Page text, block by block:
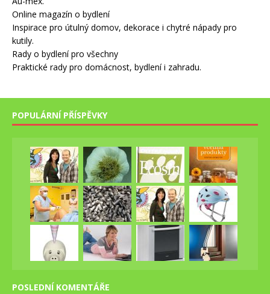
Online magazín o bydlení
Inspirace pro útulný domov, dekorace i chytré nápady pro
kutily.
Rady o bydlení pro všechny
Praktické rady pro domácnost, bydlení i zahradu.
POPULÁRNÍ PŘÍSPĚVKY
POSLEDNÍ KOMENTÁŘE